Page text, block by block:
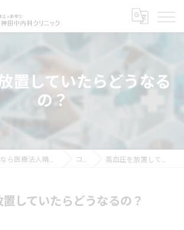
置していたらどうなる
の？
コラム 高血圧を放置していたらどうなるの？
していたらどうなるの？